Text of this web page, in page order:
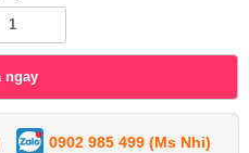
0902 985 499 (Ms Nhi)